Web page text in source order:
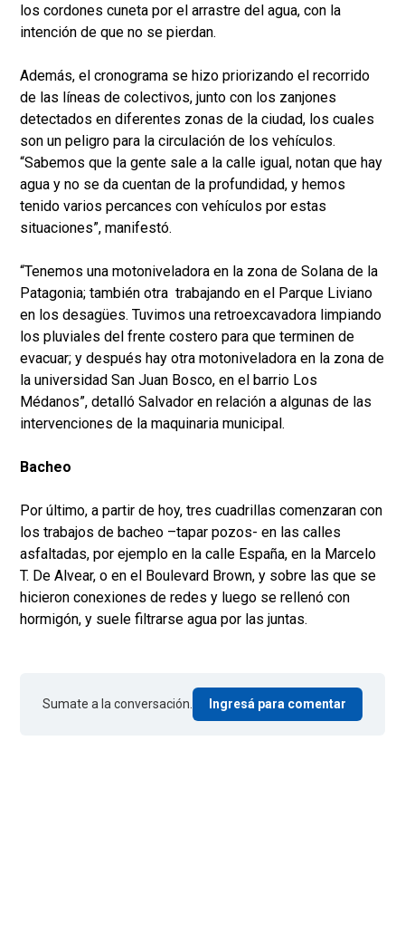
los cordones cuneta por el arrastre del agua, con la
intención de que no se pierdan.
Además, el cronograma se hizo priorizando el recorrido
de las líneas de colectivos, junto con los zanjones
detectados en diferentes zonas de la ciudad, los cuales
son un peligro para la circulación de los vehículos.
“Sabemos que la gente sale a la calle igual, notan que hay
agua y no se da cuentan de la profundidad, y hemos
tenido varios percances con vehículos por estas
situaciones”, manifestó.
“Tenemos una motoniveladora en la zona de Solana de la
Patagonia; también otra trabajando en el Parque Liviano
en los desagües. Tuvimos una retroexcavadora limpiando
los pluviales del frente costero para que terminen de
evacuar; y después hay otra motoniveladora en la zona de
la universidad San Juan Bosco, en el barrio Los
Médanos”, detalló Salvador en relación a algunas de las
intervenciones de la maquinaria municipal.
Bacheo
Por último, a partir de hoy, tres cuadrillas comenzaran con
los trabajos de bacheo –tapar pozos- en las calles
asfaltadas, por ejemplo en la calle España, en la Marcelo
T. De Alvear, o en el Boulevard Brown, y sobre las que se
hicieron conexiones de redes y luego se rellenó con
hormigón, y suele filtrarse agua por las juntas.
Sumate a la conversación. Ingresá para comentar